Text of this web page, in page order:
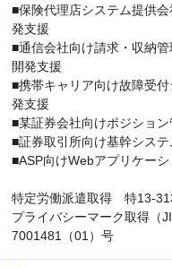
■保険代理店システム提供
発支援
■通信会社向け請求・収納
開発支援
■携帯キャリア向け故障受
発支援
■某証券会社向けポジショ
■証券取引所向け基幹シス
■ASP向けWebアプリケーシ
特定労働派遣取得 特13-
プライバシーマーク取得（
7001481（01）号